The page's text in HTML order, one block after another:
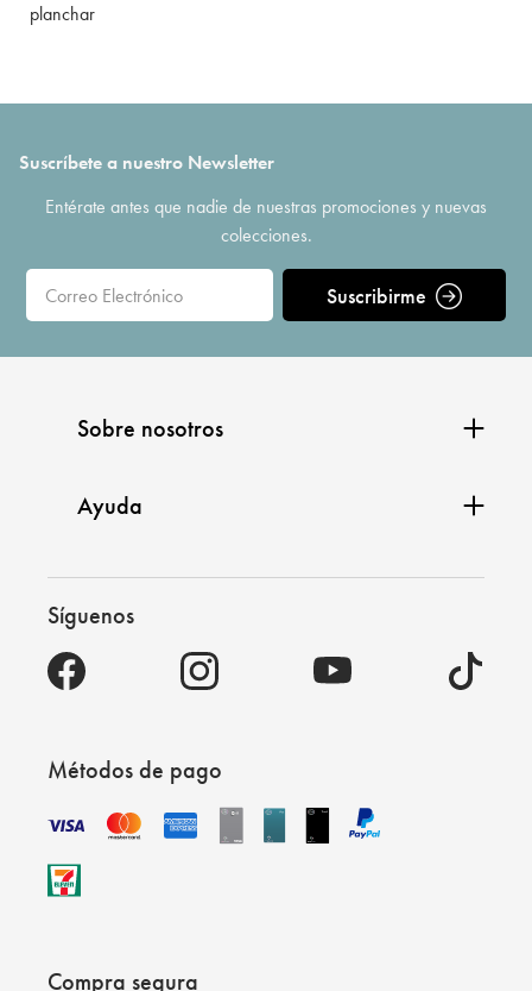
planchar
Suscríbete a nuestro Newsletter
Entérate antes que nadie de nuestras promociones y nuevas
colecciones.
Suscribirme
Sobre nosotros
Ayuda
Síguenos
Métodos de pago
Compra segura